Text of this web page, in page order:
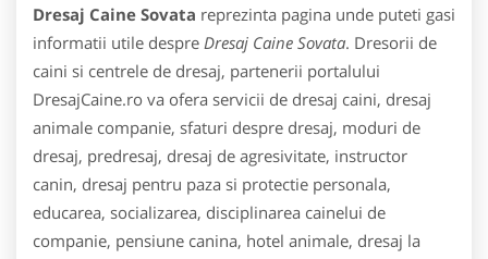
Dresaj Caine Sovata reprezinta pagina unde puteti gasi
informatii utile despre Dresaj Caine Sovata. Dresorii de
caini si centrele de dresaj, partenerii portalului
DresajCaine.ro va ofera servicii de dresaj caini, dresaj
animale companie, sfaturi despre dresaj, moduri de
dresaj, predresaj, dresaj de agresivitate, instructor
canin, dresaj pentru paza si protectie personala,
educarea, socializarea, disciplinarea cainelui de
companie, pensiune canina, hotel animale, dresaj la